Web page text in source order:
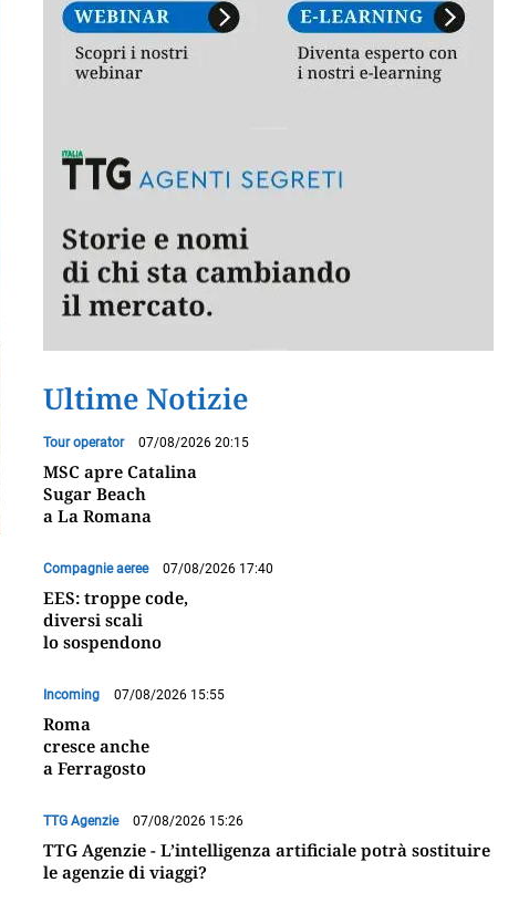
Ultime Notizie
Tour operator 07/08/2026 20:15
MSC apre Catalina
Sugar Beach
a La Romana
Compagnie aeree 07/08/2026 17:40
EES: troppe code,
diversi scali
lo sospendono
Incoming 07/08/2026 15:55
Roma
cresce anche
a Ferragosto
TTG Agenzie 07/08/2026 15:26
TTG Agenzie - L’intelligenza artificiale potrà sostituire
le agenzie di viaggi?